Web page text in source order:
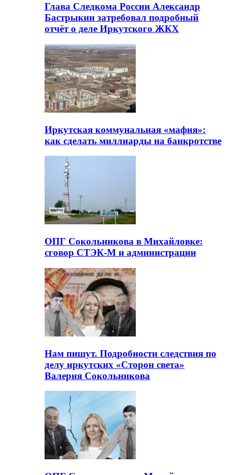
Глава Следкома России Александр
Бастрыкин затребовал подробный
отчёт о деле Иркутского ЖКХ
Иркутская коммунальная «мафия»:
как сделать миллиарды на банкротстве
ОПГ Сокольникова в Михайловке:
сговор СТЭК-М и администрации
Нам пишут. Подробности следствия по
делу иркутских «Сторон света»
Валерия Сокольникова